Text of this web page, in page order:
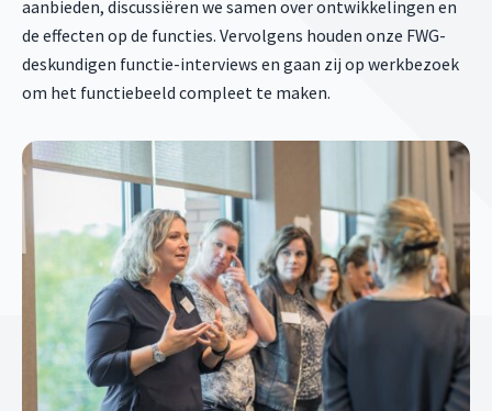
aanbieden, discussiëren we samen over ontwikkelingen en
de effecten op de functies. Vervolgens houden onze FWG-
deskundigen functie-interviews en gaan zij op werkbezoek
om het functiebeeld compleet te maken.